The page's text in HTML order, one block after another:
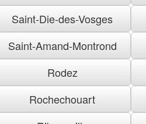
Saint-Die-des-Vosges
Saint-Amand-Montrond
Rodez
Rochechouart